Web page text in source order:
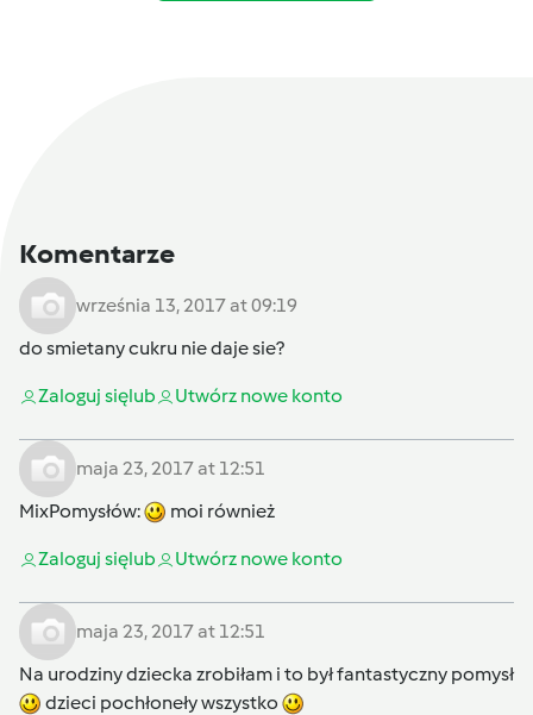
Komentarze
września 13, 2017 at 09:19
do smietany cukru nie daje sie?
Zaloguj sięlub Utwórz nowe konto
maja 23, 2017 at 12:51
MixPomysłów: moi również
Zaloguj sięlub Utwórz nowe konto
maja 23, 2017 at 12:51
Na urodziny dziecka zrobiłam i to był fantastyczny pomysł
dzieci pochłoneły wszystko